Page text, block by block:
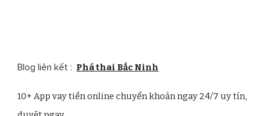
Blog liên kết : Phá thai Bắc Ninh
10+ App vay tiền online chuyển khoản ngay 24/7 uy tín,